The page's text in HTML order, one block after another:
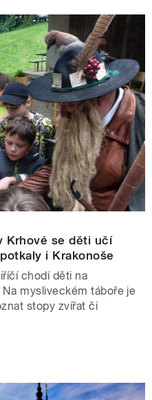
Krhové se děti učí
i Krakonoše
chodí děti na
mysliveckém táboře je
stopy zvířat či